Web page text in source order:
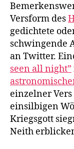
Versform des
gedichtete
schwingende
an Twitter.
seen all night”
einzelner
einsilbigen
Kriegsgott
Neith